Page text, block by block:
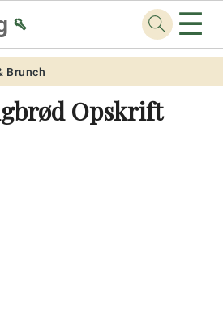
🥄 ☰
Brunch
Opskrift